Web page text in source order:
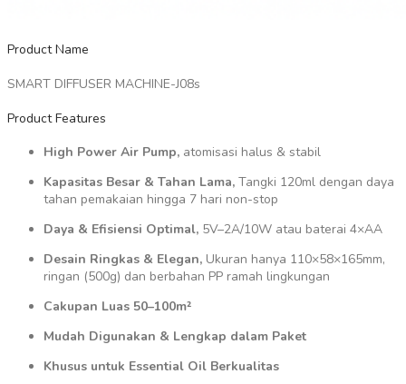
Product Name
SMART DIFFUSER MACHINE-J08s
Product Features
High Power Air Pump, atomisasi halus & stabil
Kapasitas Besar & Tahan Lama, Tangki 120ml dengan daya
tahan pemakaian hingga 7 hari non-stop
Daya & Efisiensi Optimal, 5V–2A/10W atau baterai 4×AA
Desain Ringkas & Elegan, Ukuran hanya 110×58×165mm,
ringan (500g) dan berbahan PP ramah lingkungan
Cakupan Luas 50–100m²
Mudah Digunakan & Lengkap dalam Paket
Khusus untuk Essential Oil Berkualitas